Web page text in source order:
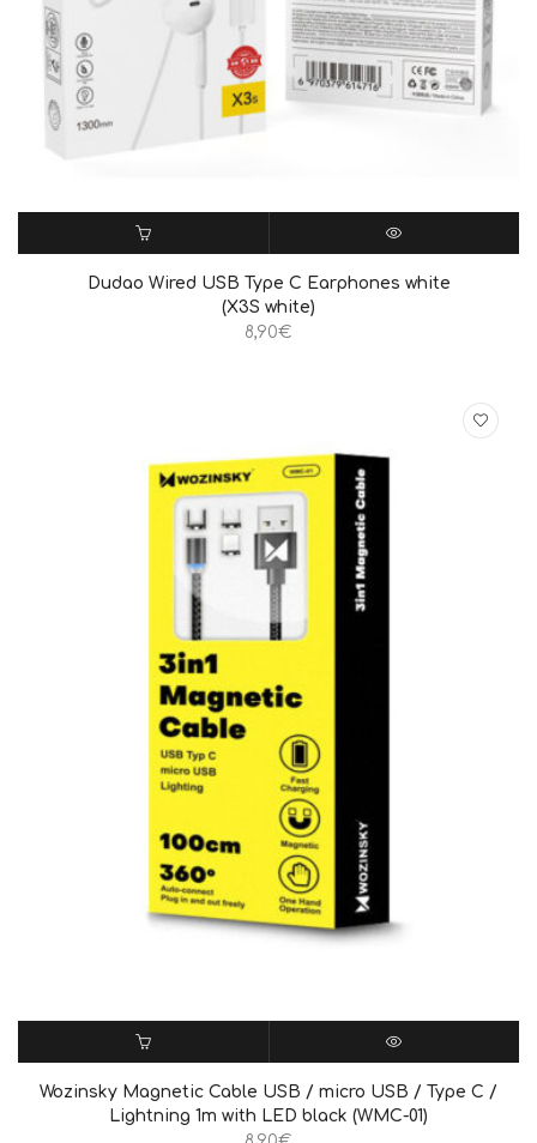
ΠΡΟΣΘΉΚΗ ΣΤΟ ΚΑΛΆΘΙ QUICK VIEW
Dudao Wired USB Type C Earphones white
(X3S white)
8,90€
ΠΡΟΣΘΉΚΗ ΣΤΟ ΚΑΛΆΘΙ QUICK VIEW
Wozinsky Magnetic Cable USB / micro USB / Type C /
Lightning 1m with LED black (WMC-01)